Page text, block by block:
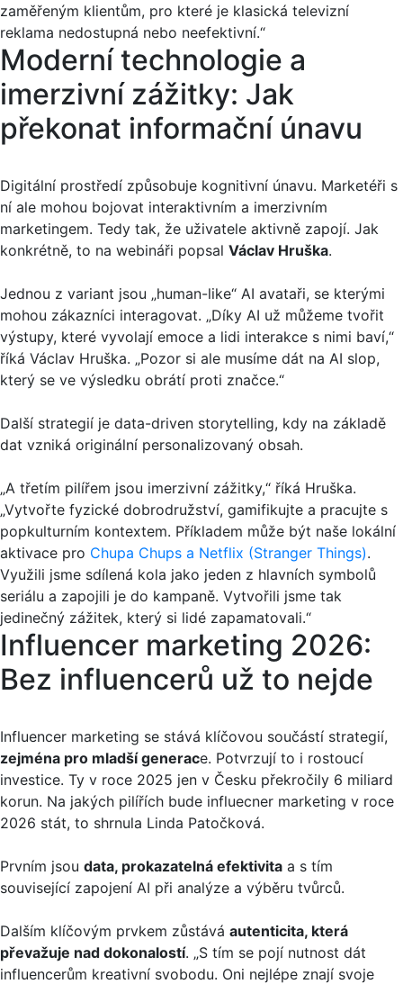
zaměřeným klientům, pro které je klasická televizní
reklama nedostupná nebo neefektivní.“
Moderní technologie a
imerzivní zážitky: Jak
překonat informační únavu
Digitální prostředí způsobuje kognitivní únavu. Marketéři s
ní ale mohou bojovat interaktivním a imerzivním
marketingem. Tedy tak, že uživatele aktivně zapojí. Jak
konkrétně, to na webináři popsal Václav Hruška.
Jednou z variant jsou „human-like“ AI avataři, se kterými
mohou zákazníci interagovat. „Díky AI už můžeme tvořit
výstupy, které vyvolají emoce a lidi interakce s nimi baví,“
říká Václav Hruška. „Pozor si ale musíme dát na AI slop,
který se ve výsledku obrátí proti značce.“
Další strategií je data-driven storytelling, kdy na základě
dat vzniká originální personalizovaný obsah.
„A třetím pilířem jsou imerzivní zážitky,“ říká Hruška.
„Vytvořte fyzické dobrodružství, gamifikujte a pracujte s
popkulturním kontextem. Příkladem může být naše lokální
aktivace pro Chupa Chups a Netflix (Stranger Things).
Využili jsme sdílená kola jako jeden z hlavních symbolů
seriálu a zapojili je do kampaně. Vytvořili jsme tak
jedinečný zážitek, který si lidé zapamatovali.“
Influencer marketing 2026:
Bez influencerů už to nejde
Influencer marketing se stává klíčovou součástí strategií,
zejména pro mladší generace. Potvrzují to i rostoucí
investice. Ty v roce 2025 jen v Česku překročily 6 miliard
korun. Na jakých pilířích bude influecner marketing v roce
2026 stát, to shrnula Linda Patočková.
Prvním jsou data, prokazatelná efektivita a s tím
související zapojení AI při analýze a výběru tvůrců.
Dalším klíčovým prvkem zůstává autenticita, která
převažuje nad dokonalostí. „S tím se pojí nutnost dát
influencerům kreativní svobodu. Oni nejlépe znají svoje